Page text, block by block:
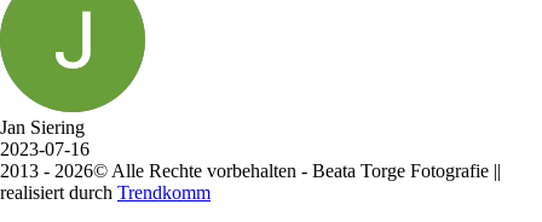
Jan Siering
2023-07-16
2013 - 2026© Alle Rechte vorbehalten - Beata Torge Fotografie ||
realisiert durch Trendkomm